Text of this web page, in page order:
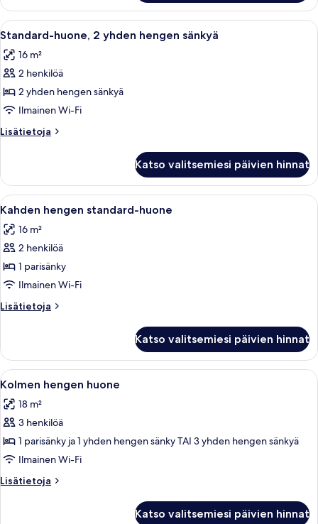
standard-
huone
Avaa
kaikki
huonetyypin
Standard-
huone,
2
yhden
hengen
kuvat
Kylpyhuoneessa on kaksi wc:tä,
2
Standard-huone, 2 yhden hengen sänkyä
16 m²
2 henkilöä
2 yhden hengen sänkyä
Ilmainen Wi-Fi
Lisätietoja
Lisätietoja
2
yhden
hengen
Katso valitsemiesi päivien hinnat
Avaa
kaikki
huonetyypin
Kahden
hengen
standard-
huone
kuvat
Makuuhuoneessa on parivuode,
7
Kahden hengen standard-huone
16 m²
2 henkilöä
1 parisänky
Ilmainen Wi-Fi
Lisätietoja
Lisätietoja
standard-
huone
Katso valitsemiesi päivien hinnat
Avaa
kaikki
huonetyypin
Kolmen
hengen
huone
kuvat
Hotellihuone, jossa on kaksi
4
Kolmen hengen huone
18 m²
3 henkilöä
1 parisänky ja 1 yhden hengen sänky TAI 3 yhden hengen sänkyä
Ilmainen Wi-Fi
Lisätietoja
Lisätietoja
Katso valitsemiesi päivien hinnat